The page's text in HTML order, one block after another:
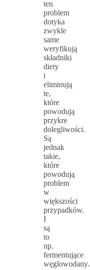
ten
problem
dotyka
zwykle
same
weryfikują
składniki
diety
i
eliminują
te,
które
powodują
przykre
dolegliwości.
Są
jednak
takie,
które
powodują
problem
w
większości
przypadków.
I
są
to
np.
fermentujące
węglowodany.